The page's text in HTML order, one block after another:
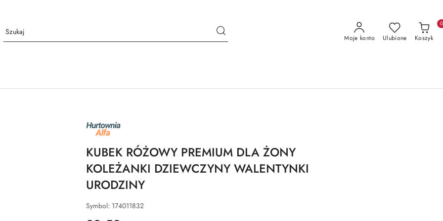
Moje konto Ulubione Koszyk
0
NAZWA
PRODUCENTA:
ALFA
KUBEK RÓŻOWY PREMIUM DLA ŻONY
KOLEŻANKI DZIEWCZYNY WALENTYNKI
URODZINY
Symbol: 174011832